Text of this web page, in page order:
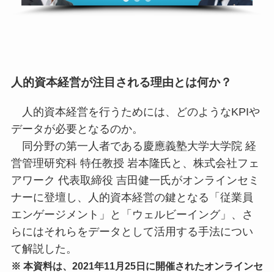
人的資本経営が注目される理由とは何か？
人的資本経営を行うためには、どのようなKPIや
データが必要となるのか。
同分野の第一人者である慶應義塾大学大学院 経
営管理研究科 特任教授 岩本隆氏と、株式会社フェ
アワーク 代表取締役 吉田健一氏がオンラインセミ
ナーに登壇し、人的資本経営の鍵となる「従業員
エンゲージメント」と「ウェルビーイング」、さ
らにはそれらをデータとして活用する手法につい
て解説した。
※ 本資料は、2021年11月25日に開催されたオンラインセ